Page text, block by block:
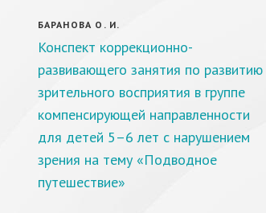
БАРАНОВА О. И.
Конспект коррекционно-
развивающего занятия по развитию
зрительного восприятия в группе
компенсирующей направленности
для детей 5–6 лет с нарушением
зрения на тему «Подводное
путешествие»